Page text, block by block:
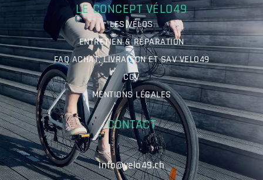
LE CONCEPT VÉLO49
LES VÉLOS
ENTRETIEN & RÉPARATION
FAQ ACHAT, LIVRAISON ET SAV VELO49
CGV
MENTIONS LÉGALES
CONTACT
info@velo49.ch